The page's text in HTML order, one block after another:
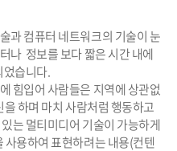
과 컴퓨터 네트워크의 기술이 눈
나 정보를 보다 짧은 시간 내에
었습니다.
힘입어 사람들은 지역에 상관없
하며 마치 사람처럼 행동하고
는 멀티미디어 기술이 가능하게
용하여 표현하려는 내용(컨텐